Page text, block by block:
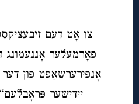
צו אָט דעם
פאָרמעלער אָננעמונג
אָנפירערשאַפט פון דער
יידישער